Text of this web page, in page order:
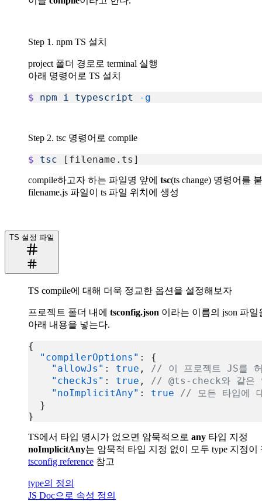
Step 1. npm TS 설치
project 폴더 경로로 terminal 실행
아래 명령어로 TS 설치
$ npm i typescript -g
Step 2. tsc 명령어로 compile
$ tsc [filename.ts]
compile하고자 하는 파일명 앞에 tsc(ts change) 명령어를
filename.js 파일이 ts 파일 위치에 생성
TS 설정 파일
TS compile에 대해 더욱 정교한 옵션을 설정해보자
프로젝트 폴더 내에 tsconfig.json 이라는 이름의 json 파일
아래 내용을 넣는다.
{
  "compilerOptions"
: {
    "allowJs"
: true , // 이 프로젝트 JS를 허
    "checkJs"
: true , // @ts-check와 같은
    "noImplicitAny"
: true // 모든 타입에
  }
}
TS에서 타입 명시가 없으면 암묵적으로 any 타입 지정
noImplicitAny는 암묵적 타입 지정 없이 모두 type 지정이
tsconfig reference 참고
type의 정의
JS Doc으로 속성 정의